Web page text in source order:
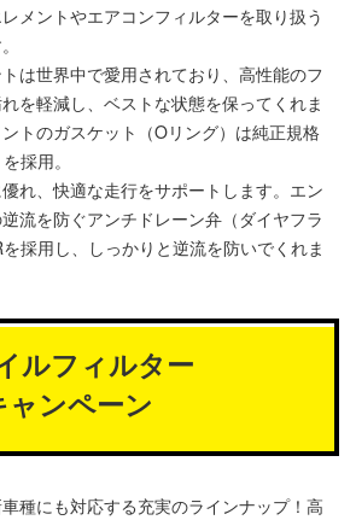
メントやエアコンフィルターを取り扱う
は世界中で愛用されており、高性能のフ
を軽減し、ベストな状態を保ってくれま
トのガスケット（Oリング）は純正規格
採用。
れ、快適な走行をサポートします。エン
流を防ぐアンチドレーン弁（ダイヤフラ
採用し、しっかりと逆流を防いでくれま
ルフィルター
ャンペーン
種にも対応する充実のラインナップ！高